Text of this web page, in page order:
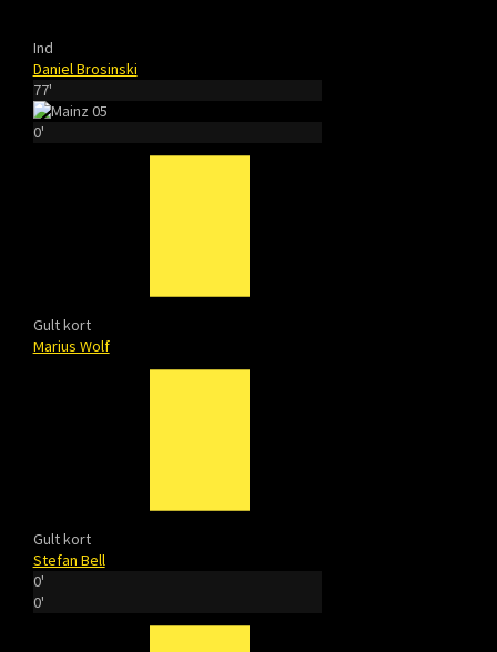
Ind
Daniel Brosinski
77'
0'
Gult kort
Marius Wolf
Gult kort
Stefan Bell
0'
0'